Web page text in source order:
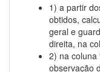
1) a partir
obtidos,
geral e
direita, na
2) na coluna
observação